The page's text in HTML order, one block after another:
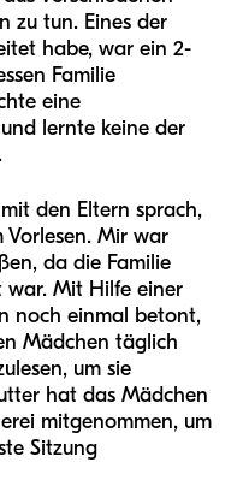
zu tun. Eines der
habe, war ein 2-
Familie
eine
lernte keine der
den Eltern sprach,
Mir war
da die Familie
war. Mit Hilfe einer
noch einmal betont,
Mädchen täglich
um sie
hat das Mädchen
mitgenommen, um
Sitzung